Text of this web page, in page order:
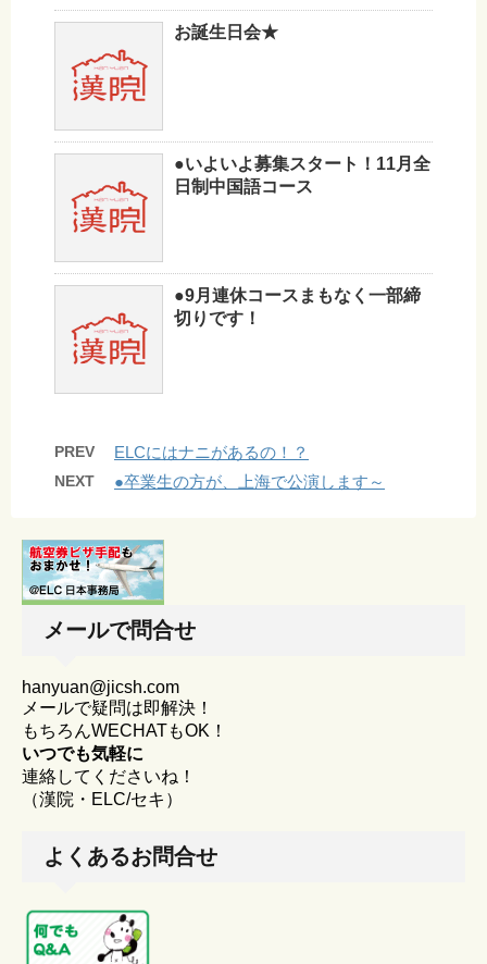
お誕生日会★
●いよいよ募集スタート！11月全
日制中国語コース
●9月連休コースまもなく一部締
切りです！
PREV ELCにはナニがあるの！？
NEXT ●卒業生の方が、上海で公演します～
メールで問合せ
hanyuan@jicsh.com
メールで疑問は即解決！
もちろんWECHATもOK！
いつでも気軽に
連絡してくださいね！
（漢院・ELC/セキ）
よくあるお問合せ